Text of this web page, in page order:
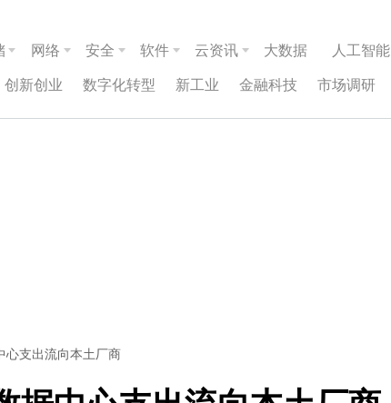
网络 安全 软件 云资讯 大数据 人工智能
创新创业 数字化转型 新工业 金融科技 市场调研
心支出流向本土厂商